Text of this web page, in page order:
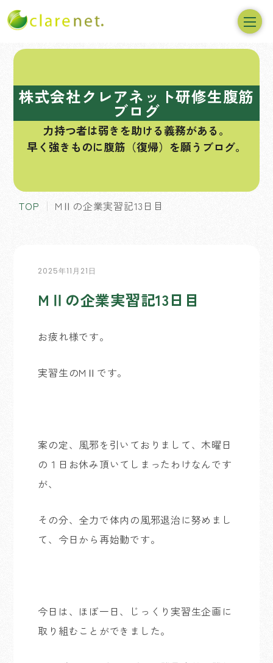
株式会社クレアネット研修生腹筋
ブログ
力持つ者は弱きを助ける義務がある。
早く強きものに腹筋（復帰）を願うブログ。
TOP MⅡの企業実習記13日目
2025年11月21日
MⅡの企業実習記13日目
お疲れ様です。
実習生のMⅡです。
案の定、風邪を引いておりまして、木曜日
の１日お休み頂いてしまったわけなんです
が、
その分、全力で体内の風邪退治に努めまし
て、今日から再始動です。
今日は、ほぼ一日、じっくり実習生企画に
取り組むことができました。